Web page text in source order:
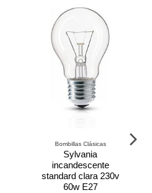
Bombillas Clásicas
Sylvania
incandescente
standard clara 230v
60w E27